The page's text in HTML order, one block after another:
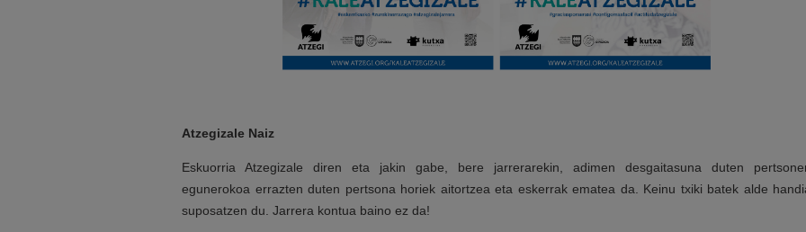
Atzegizale Naiz
Eskuorria Atzegizale diren eta jakin gabe, bere jarrerarekin, adimen desgaitasuna duten
egunerokoa errazten duten pertsona horiek aitortzea eta eskerrak ematea da. Keinu txiki batek alde
suposatzen du. Jarrera kontua baino ez da!